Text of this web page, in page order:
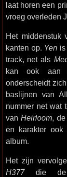
laat horen een
vroeg overleden
Het middenstuk
kanten op. Yen
track, net als
kan ook aan
onderscheidt
baslijnen van
nummer net wat
vanHeirloom,
en karakter
album.
Het zijn
H377die de